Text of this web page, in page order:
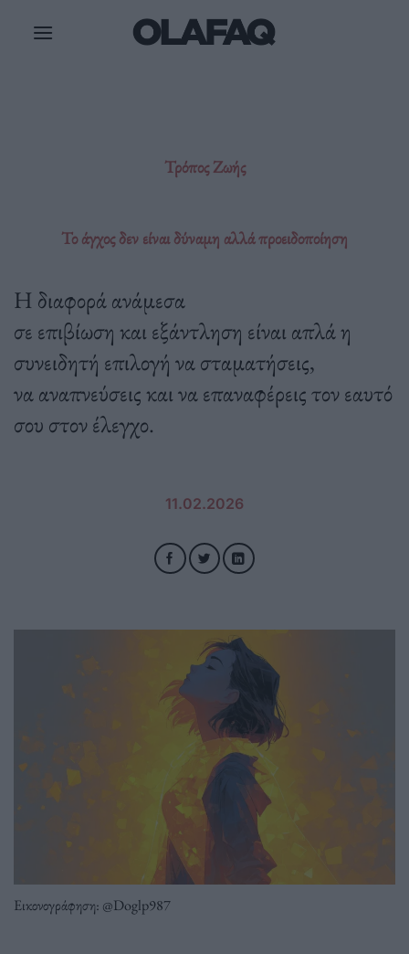
Τρόπος Ζωής
Το άγχος δεν είναι δύναμη αλλά προειδοποίηση
Η διαφορά ανάμεσα
σε επιβίωση και εξάντληση είναι απλά η
συνειδητή επιλογή να σταματήσεις,
να αναπνεύσεις και να επαναφέρεις τον εαυτό
σου στον έλεγχο.
11.02.2026
Εικονογράφηση: @Doglp987